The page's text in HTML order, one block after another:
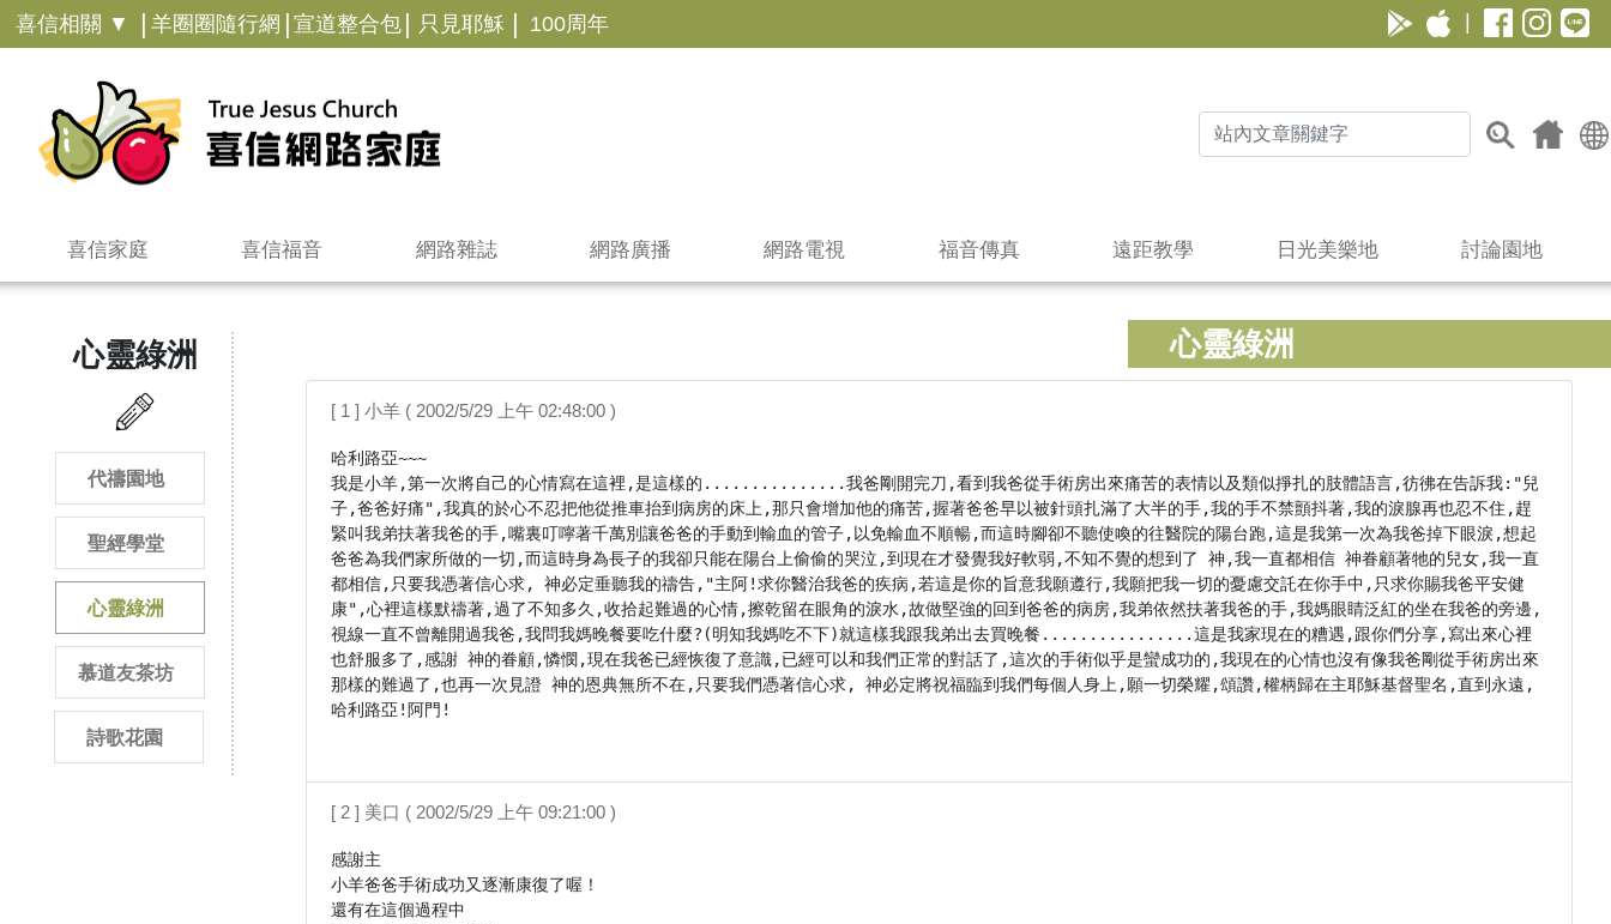
喜信相關 ▼ | 羊圈圈隨行網 | 宣道整合包 | 只見耶穌 | 100周年
喜信家庭 喜信福音 網路雜誌 網路廣播 網路電視 福音傳真 遠距教學 日光美樂地 討論園地
心靈綠洲
心靈綠洲
代禱園地
聖經學堂
心靈綠洲
慕道友茶坊
詩歌花園
[ 1 ] 小羊 ( 2002/5/29 上午 02:48:00 )
哈利路亞~~~
我是小羊,第一次將自己的心情寫在這裡,是這樣的...............我爸剛開完刀,看到我爸從手術房出來痛苦的表情以及類似掙扎的肢體語言,彷彿在告訴我:"兒
子,爸爸好痛",我真的於心不忍把他從推車抬到病房的床上,那只會增加他的痛苦,握著爸爸早以被針頭扎滿了大半的手,我的手不禁顫抖著,我的淚腺再也忍不住,趕
緊叫我弟扶著我爸的手,嘴裏叮嚀著千萬別讓爸爸的手動到輸血的管子,以免輸血不順暢,而這時腳卻不聽使喚的往醫院的陽台跑,這是我第一次為我爸掉下眼淚,想起
爸爸為我們家所做的一切,而這時身為長子的我卻只能在陽台上偷偷的哭泣,到現在才發覺我好軟弱,不知不覺的想到了 神,我一直都相信 神眷顧著牠的兒女,我一直
都相信,只要我憑著信心求, 神必定垂聽我的禱告,"主阿!求你醫治我爸的疾病,若這是你的旨意我願遵行,我願把我一切的憂慮交託在你手中,只求你賜我爸平安健
康",心裡這樣默禱著,過了不知多久,收拾起難過的心情,擦乾留在眼角的淚水,故做堅強的回到爸爸的病房,我弟依然扶著我爸的手,我媽眼睛泛紅的坐在我爸的旁邊,
視線一直不曾離開過我爸,我問我媽晚餐要吃什麼?(明知我媽吃不下)就這樣我跟我弟出去買晚餐................這是我家現在的糟遇,跟你們分享,寫出來心裡
也舒服多了,感謝 神的眷顧,憐憫,現在我爸已經恢復了意識,已經可以和我們正常的對話了,這次的手術似乎是蠻成功的,我現在的心情也沒有像我爸剛從手術房出來
那樣的難過了,也再一次見證 神的恩典無所不在,只要我們憑著信心求, 神必定將祝福臨到我們每個人身上,願一切榮耀,頌讚,權柄歸在主耶穌基督聖名,直到永遠,
哈利路亞!阿門!
[ 2 ] 美口 ( 2002/5/29 上午 09:21:00 )
感謝主
小羊爸爸手術成功又逐漸康復了喔！
還有在這個過程中